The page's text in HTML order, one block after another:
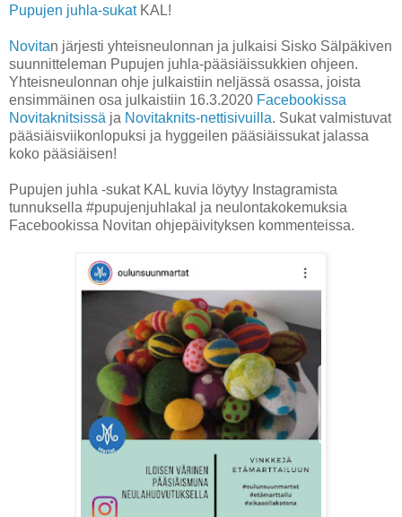
Pupujen juhla-sukatKAL!
Novitan järjesti yhteisneulonnan ja julkaisi Sisko Sälpäkiven
suunnitteleman Pupujen juhla-pääsiäissukkien ohjeen.
Yhteisneulonnan ohje julkaistiin neljässä osassa, joista
ensimmäinen osa julkaistiin 16.3.2020 Facebookissa
Novitaknitsissä ja Novitaknits-nettisivuilla. Sukat valmistuvat
pääsiäisviikonlopuksi ja hyggeilen pääsiäissukat jalassa
koko pääsiäisen!
Pupujen juhla -sukat KAL kuvia löytyy Instagramista
tunnuksella #pupujenjuhlakal ja neulontakokemuksia
Facebookissa Novitan ohjepäivityksen kommenteissa.